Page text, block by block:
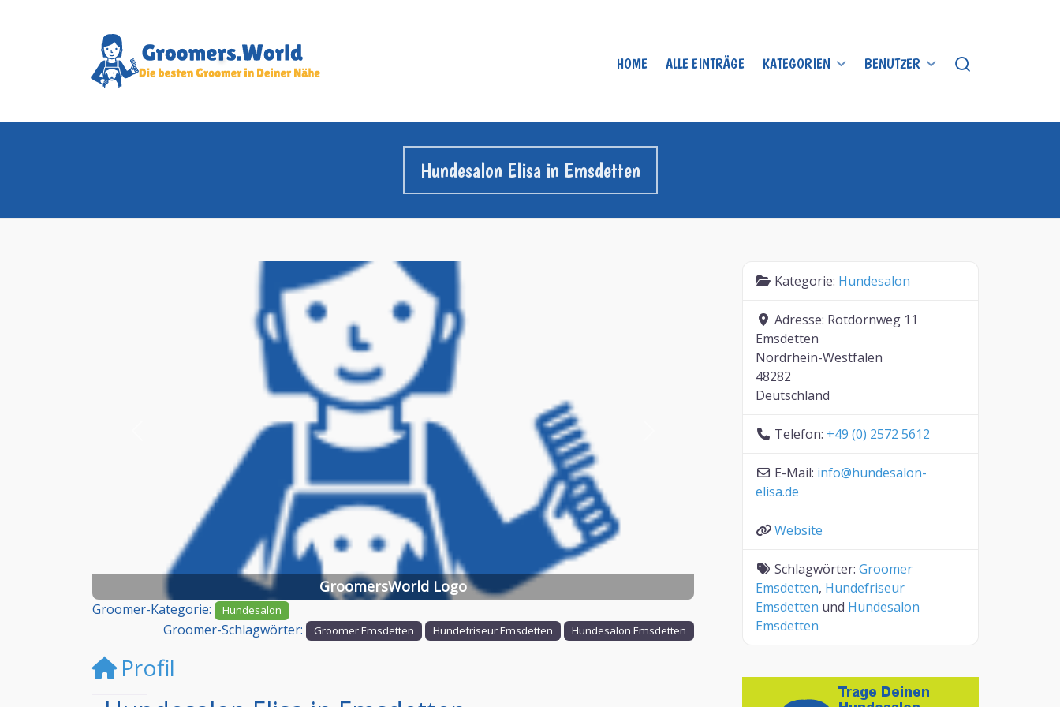
HOME ALLE EINTRÄGE KATEGORIEN BENUTZER
Hundesalon Elisa in Emsdetten
GroomersWorld Logo
Groomer-Kategorie: Hundesalon
Groomer-Schlagwörter: Groomer Emsdetten Hundefriseur Emsdetten Hundesalon Emsdetten
Profil
Kategorie: Hundesalon
Adresse: Rotdornweg 11
Emsdetten
Nordrhein-Westfalen
48282
Deutschland
Telefon: +49 (0) 2572 5612
E-Mail: info@hundesalon-
elisa.de
Website
Schlagwörter:Groomer
Emsdetten, Hundefriseur
Emsdetten und Hundesalon
Emsdetten